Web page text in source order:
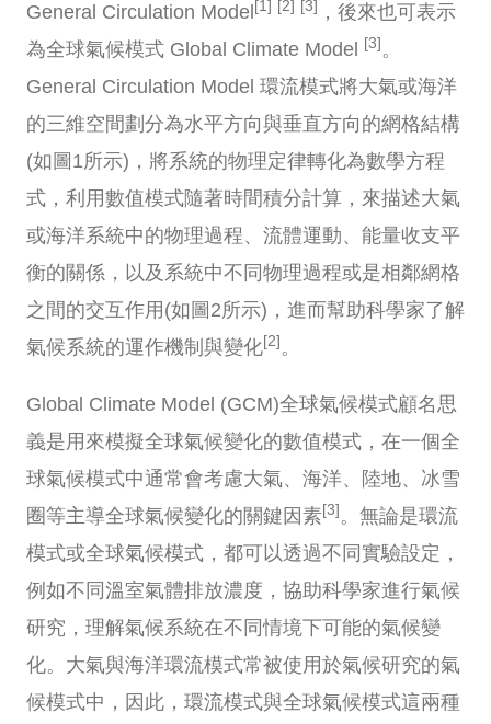
General Circulation Model [1] [2] [3]
，後來也可表示
為全球氣候模式 Global Climate Model
[3] 。
General Circulation Model 環流模式將大氣或海洋
的三維空間劃分為水平方向與垂直方向的網格結構
(如圖1所示)，將系統的物理定律轉化為數學方程
式，利用數值模式隨著時間積分計算，來描述大氣
或海洋系統中的物理過程、流體運動、能量收支平
衡的關係，以及系統中不同物理過程或是相鄰網格
之間的交互作用(如圖2所示)，進而幫助科學家了解
氣候系統的運作機制與變化[2] 。
Global Climate Model (GCM)全球氣候模式顧名思
義是用來模擬全球氣候變化的數值模式，在一個全
球氣候模式中通常會考慮大氣、海洋、陸地、冰雪
圈等主導全球氣候變化的關鍵因素[3] 。無論是環流
模式或全球氣候模式，都可以透過不同實驗設定，
例如不同溫室氣體排放濃度，協助科學家進行氣候
研究，理解氣候系統在不同情境下可能的氣候變
化。大氣與海洋環流模式常被使用於氣候研究的氣
候模式中，因此，環流模式與全球氣候模式這兩種